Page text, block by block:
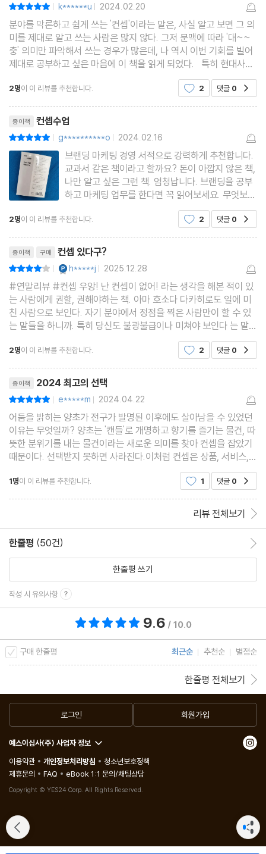
5-1 한 문장으로 만드는 방법
5-2 [실전편] 한 문장 만들기
5-3 한 문장 만들기 10가지 패턴
5-4 [실전편] 컨셉 구문 적용하기
5장 요약
6장 배운 컨셉 써먹기
6-1 제품?서비스 컨셉 개발
6-3 가치 | 조직을 통솔하는 행동 원칙
더욱 깊이 이해하기 위한 Q&A
마치며
참고 문헌
참고 사이트
| k******u | 2024.02.20
분야를 막론하고 쉽게 쓰는 '컨셉'이라는 말은, 사실 알고 보면 그 의
미를 제대로 알고 쓰는 사람은 많지 않다. 그저 문맥에 따라 '대~~
충' 의미만 파악해서 쓰는 경우가 많은데, 나 역시 이번 기회를 빌어
제대로 공부하고 싶은 마음에 이 책을 읽게 되었다. 특히 현대사회
에서는 나만의 독특한 개성의 발산과 1인 기업과 같은 형태로 비즈
니스를 하고자 하는 사람들이 많아 제대로
2명이 이 리뷰를 추천합니다. 2 댓글 0
종이책 컨셉수업
| g**********o | 2024.02.16
브랜딩 마케팅 경영 서적으로 강력하게 추천합니다.
교과서 같은 책이라고 할까요? 돈이 아깝지 않은 책,
나만 알고 싶은 그런 책. 엄청납니다. 브랜딩을 공부
하고 마케팅 업무를 한다면 꼭 읽어보세요. 무엇보다
런 책입니다. 일본 책인데도 번역이 아주 잘 되어 이
술 읽히는
2명이 이 리뷰를 추천합니다. 2 댓글 0
종이책 구매 컨셉 있다구?
| h*****j | 2025.12.28
#연말리뷰 #컨셉 우앙! 난 컨셉이 없어! 라는 생각을 해본 적이 있
는 사람에게 권할, 권해야하는 책. 아마 호소다 다카히로도 일에 미
친 사람으로 보인다. 자기 분야에서 정점을 찍은 사람만이 할 수 있
는 말들을 하니까. 특히 당신도 불광불급이나 미쳐야 보인다 는 말에
공감하게 될 것이다. 나는 락차불피를 좋아한다. 별 뜻 없다. 암만 피
곤한 일도 줄기면(?) 피곤하지 않다 는 말.
2명이 이 리뷰를 추천합니다. 2 댓글 0
종이책 2024 최고의 선택
| e*****m | 2024.04.22
어둠을 밝히는 양초가 전구가 발명된 이후에도 살아남을 수 있었던
이유는 무엇일까? 양초는 '캔들'로 개명하고 향기를 즐기는 물건, 따
뜻한 분위기를 내는 물건이라는 새로운 의미를 찾아 컨셉을 잡았기
때문이다. 선택받지 못하면 사라진다.이처럼 컨셉은 상품, 서비스,
아이디어가 이 세상에서 꼭 존재해야 되는 이유가 되어 준다. 가치
있는 사람이 되고 싶다면, 쓸모 있는 사람이 되
1명이 이 리뷰를 추천합니다. 1 댓글 0
리뷰 전체보기
한줄평 (50건)
한줄평 쓰기
작성 시 유의사항
9.6 / 10.0
구매 한줄평 최근순 추천순 별점순
한줄평 전체보기
로그인 회원가입
예스이십사(주) 사업자 정보
이용약관
개인정보처리방침
청소년보호정책
제휴문의
FAQ eBook 1:1 문의/채팅상담
Copyright © YES24 Corp. All Rights Reserved.